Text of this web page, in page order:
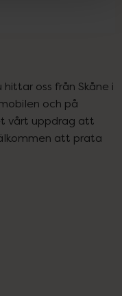
hittar oss från Skåne i
och på
vårt uppdrag att
att prata